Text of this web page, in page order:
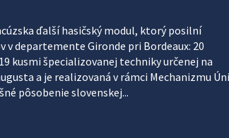
horúčav obyvateľom odporúča preventívne
civilnej ochrany, polície a hasičov majú za
OCHRANA A KRÍZOVÉ RIADENIE Sekcia
riadenia okresných úradov monitoruje
následky týchto...